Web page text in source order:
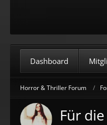
Dashboard
Horror & Thriller Forum
Für